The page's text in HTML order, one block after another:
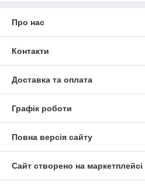
Про нас
Контакти
Доставка та оплата
Графік роботи
Повна версія сайту
Сайт створено на маркетплейсі